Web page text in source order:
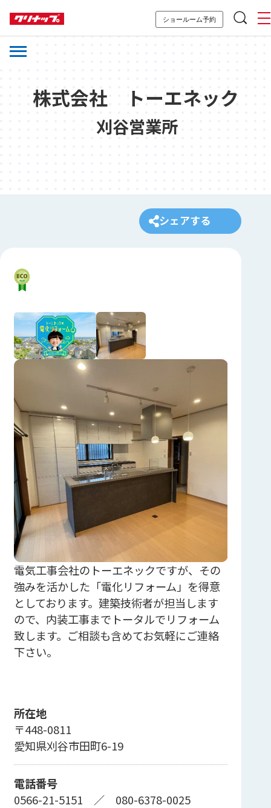
ショールーム予約
株式会社 トーエネック
刈谷営業所
シェアする
電気工事会社のトーエネックですが、その
強みを活かした「電化リフォーム」を得意
としております。建築技術者が担当します
ので、内装工事までトータルでリフォーム
致します。ご相談も含めてお気軽にご連絡
下さい。
所在地
〒448-0811
愛知県刈谷市田町6-19
電話番号
0566-21-5151 ／ 080-6378-0025